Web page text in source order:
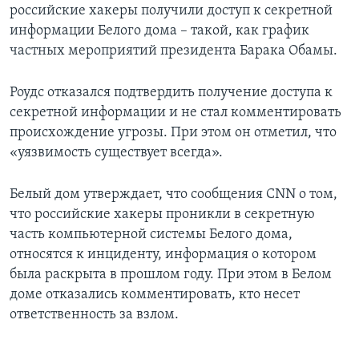
российские хакеры получили доступ к секретной
информации Белого дома – такой, как график
частных мероприятий президента Барака Обамы.
Роудс отказался подтвердить получение доступа к
секретной информации и не стал комментировать
происхождение угрозы. При этом он отметил, что
«уязвимость существует всегда».
Белый дом утверждает, что сообщения CNN о том,
что российские хакеры проникли в секретную
часть компьютерной системы Белого дома,
относятся к инциденту, информация о котором
была раскрыта в прошлом году. При этом в Белом
доме отказались комментировать, кто несет
ответственность за взлом.